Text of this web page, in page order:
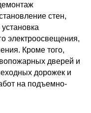
стен,
электроосвещения,
Кроме того,
дверей и
дорожек и
на подъемно-